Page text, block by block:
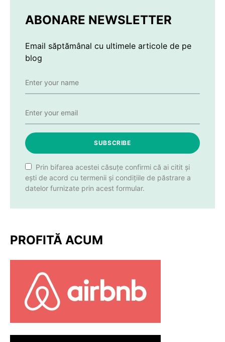
ABONARE NEWSLETTER
Email săptămânal cu ultimele articole de pe
blog
SUBSCRIBE
Prin bifarea acestei căsuțe confirmi că ai citit și
ești de acord cu termenii și condițiile de păstrare a
datelor furnizate prin acest formular.
PROFITĂ ACUM